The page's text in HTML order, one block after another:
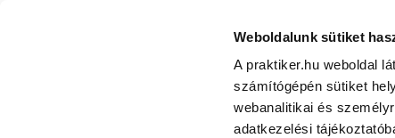
Weboldalunk sütiket
A praktiker.hu weboldal
számítógépén sütiket
webanalitikai és
adatkezelési